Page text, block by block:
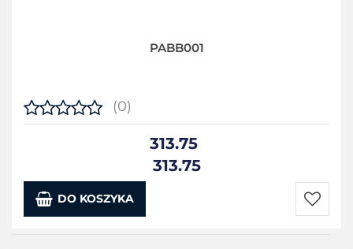
PABB001
(0)
313.75
313.75
DO KOSZYKA
Do